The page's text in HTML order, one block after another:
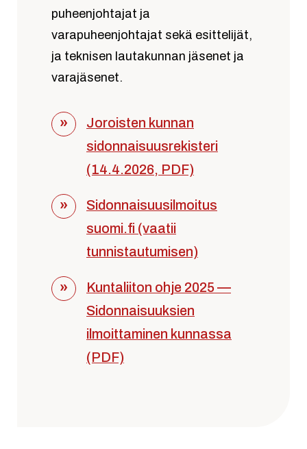
puheenjohtajat ja
varapuheenjohtajat sekä esittelijät,
ja teknisen lautakunnan jäsenet ja
varajäsenet.
Joroisten kunnan
sidonnaisuusrekisteri
(14.4.2026, PDF)
Sidonnaisuusilmoitus
suomi.fi (vaatii
tunnistautumisen)
Kuntaliiton ohje 2025 —
Sidonnaisuuksien
ilmoittaminen kunnassa
(PDF)